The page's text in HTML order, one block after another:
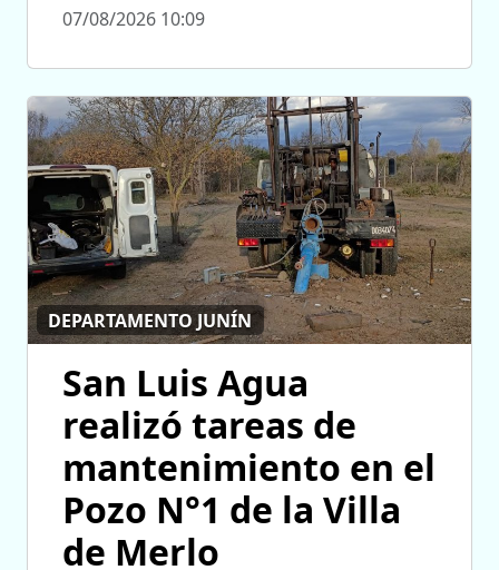
07/08/2026 10:09
DEPARTAMENTO JUNÍN
San Luis Agua
realizó tareas de
mantenimiento en el
Pozo N°1 de la Villa
de Merlo